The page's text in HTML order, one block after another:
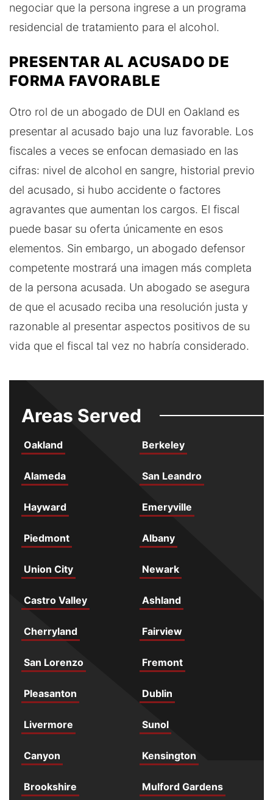
negociar que la persona ingrese a un programa
residencial de tratamiento para el alcohol.
PRESENTAR AL ACUSADO DE
FORMA FAVORABLE
Otro rol de un abogado de DUI en Oakland es
presentar al acusado bajo una luz favorable. Los
fiscales a veces se enfocan demasiado en las
cifras: nivel de alcohol en sangre, historial previo
del acusado, si hubo accidente o factores
agravantes que aumentan los cargos. El fiscal
puede basar su oferta únicamente en esos
elementos. Sin embargo, un abogado defensor
competente mostrará una imagen más completa
de la persona acusada. Un abogado se asegura
de que el acusado reciba una resolución justa y
razonable al presentar aspectos positivos de su
vida que el fiscal tal vez no habría considerado.
Areas Served
Oakland Berkeley
Alameda San Leandro
Hayward Emeryville
Piedmont Albany
Union City Newark
Castro Valley Ashland
Cherryland Fairview
San Lorenzo Fremont
Pleasanton Dublin
Livermore Sunol
Canyon Kensington
Brookshire Mulford Gardens